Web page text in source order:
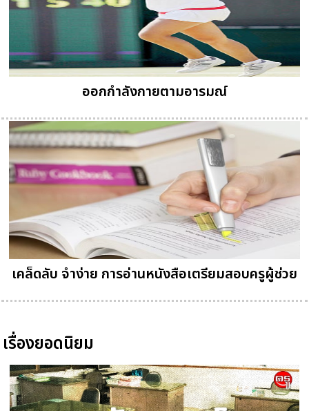
ออกกำลังกายตามอารมณ์
เคล็ดลับ จำง่าย การอ่านหนังสือเตรียมสอบครูผู้ช่วย
เรื่องยอดนิยม